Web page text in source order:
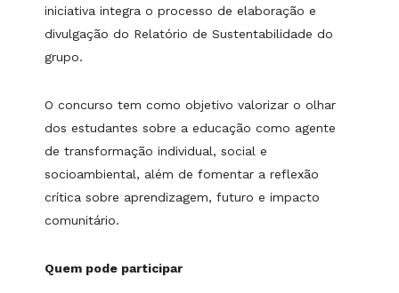
iniciativa integra o processo de elaboração e
divulgação do Relatório de Sustentabilidade do
grupo.
O concurso tem como objetivo valorizar o olhar
dos estudantes sobre a educação como agente
de transformação individual, social e
socioambiental, além de fomentar a reflexão
crítica sobre aprendizagem, futuro e impacto
comunitário.
Quem pode participar